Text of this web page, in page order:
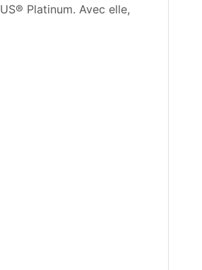
Platinum. Avec elle,